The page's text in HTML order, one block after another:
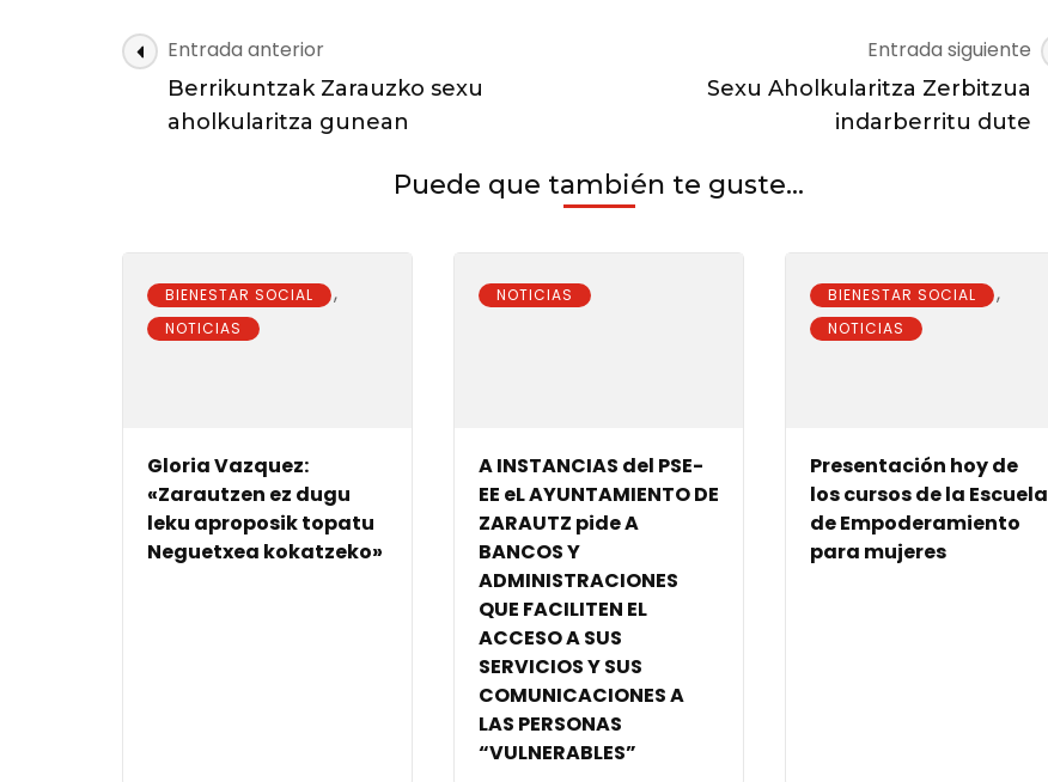
en
sexología
Navegación
de
Entrada anterior
Berrikuntzak Zarauzko sexu
aholkularitza gunean
Entrada siguiente
Sexu Aholkularitza Zerbitzua
indarberritu dute
Puede que también te guste...
BIENESTAR SOCIAL ,
NOTICIAS
Gloria Vazquez:
«Zarautzen ez dugu
leku aproposik topatu
Neguetxea kokatzeko»
NOTICIAS
A INSTANCIAS del PSE-
EE eL AYUNTAMIENTO DE
ZARAUTZ pide A
BANCOS Y
ADMINISTRACIONES
QUE FACILITEN EL
ACCESO A SUS
SERVICIOS Y SUS
COMUNICACIONES A
LAS PERSONAS
“VULNERABLES”
BIENESTAR SOCIAL ,
NOTICIAS
Presentación hoy de
los cursos de la Escuela
de Empoderamiento
para mujeres